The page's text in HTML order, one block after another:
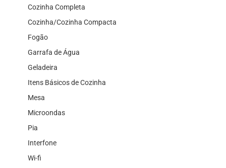
Cozinha Completa
Cozinha/Cozinha Compacta
Fogão
Garrafa de Água
Geladeira
Itens Básicos de Cozinha
Mesa
Microondas
Pia
Interfone
Wi-fi